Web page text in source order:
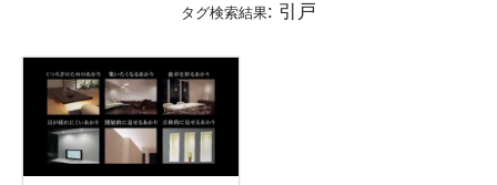
タグ検索結果: 引戸